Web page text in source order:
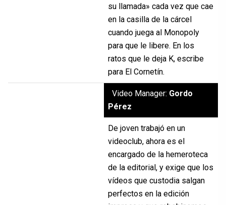
su llamada» cada vez que cae
en la casilla de la cárcel
cuando juega al Monopoly
para que le libere. En los
ratos que le deja K, escribe
para El Cornetín.
Video Manager: Gordo
Pérez
De joven trabajó en un
videoclub, ahora es el
encargado de la hemeroteca
de la editorial, y exige que los
vídeos que custodia salgan
perfectos en la edición